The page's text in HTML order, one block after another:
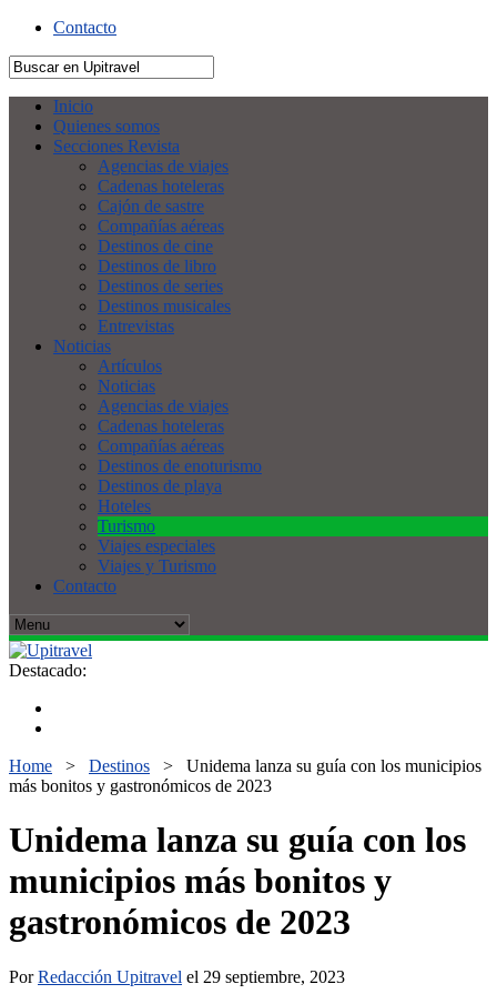
Contacto
Inicio
Quienes somos
Secciones Revista
Agencias de viajes
Cadenas hoteleras
Cajón de sastre
Compañías aéreas
Destinos de cine
Destinos de libro
Destinos de series
Destinos musicales
Entrevistas
Noticias
Artículos
Noticias
Agencias de viajes
Cadenas hoteleras
Compañías aéreas
Destinos de enoturismo
Destinos de playa
Hoteles
Turismo
Viajes especiales
Viajes y Turismo
Contacto
Destacado:
Home > Destinos > Unidema lanza su guía con los municipios
más bonitos y gastronómicos de 2023
Unidema lanza su guía con los
municipios más bonitos y
gastronómicos de 2023
PorRedacción Upitravel el 29 septiembre, 2023